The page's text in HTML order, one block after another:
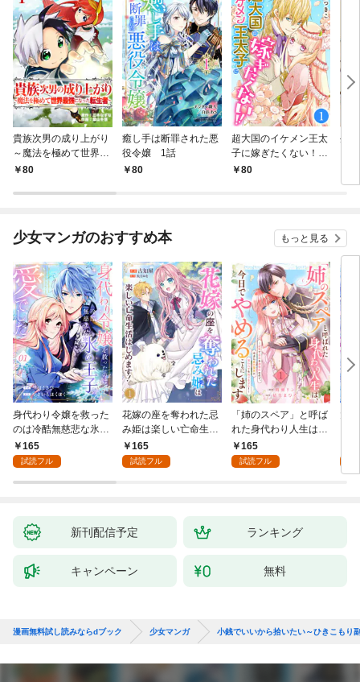
貴族次男の成り上がり
～魔法を極めて世界最
強になった転生者～
80
癒し手は断罪された悪
役令嬢 1話
80
超大国のイケメン王太
子に嫁ぎたくない！！
1話
80
生
パ
少女マンガのおすすめ本 もっと見る
身代わり令嬢を救った
のは冷酷無慈悲な氷の
王子の愛でした１
165
試読フル
花嫁の座を奪われた忌
み姫は楽しい亡命生活
はじめます！１
165
試読フル
「姉のスペア」と呼ば
れた身代わり人生は、
今日でやめることにし
ます～辺境で自由を満
165
試読フル
新刊配信予定 ランキング
キャンペーン 無料
漫画無料試し読みならdブック 少女マンガ 小銭でいいから拾いたい～ひきこもり